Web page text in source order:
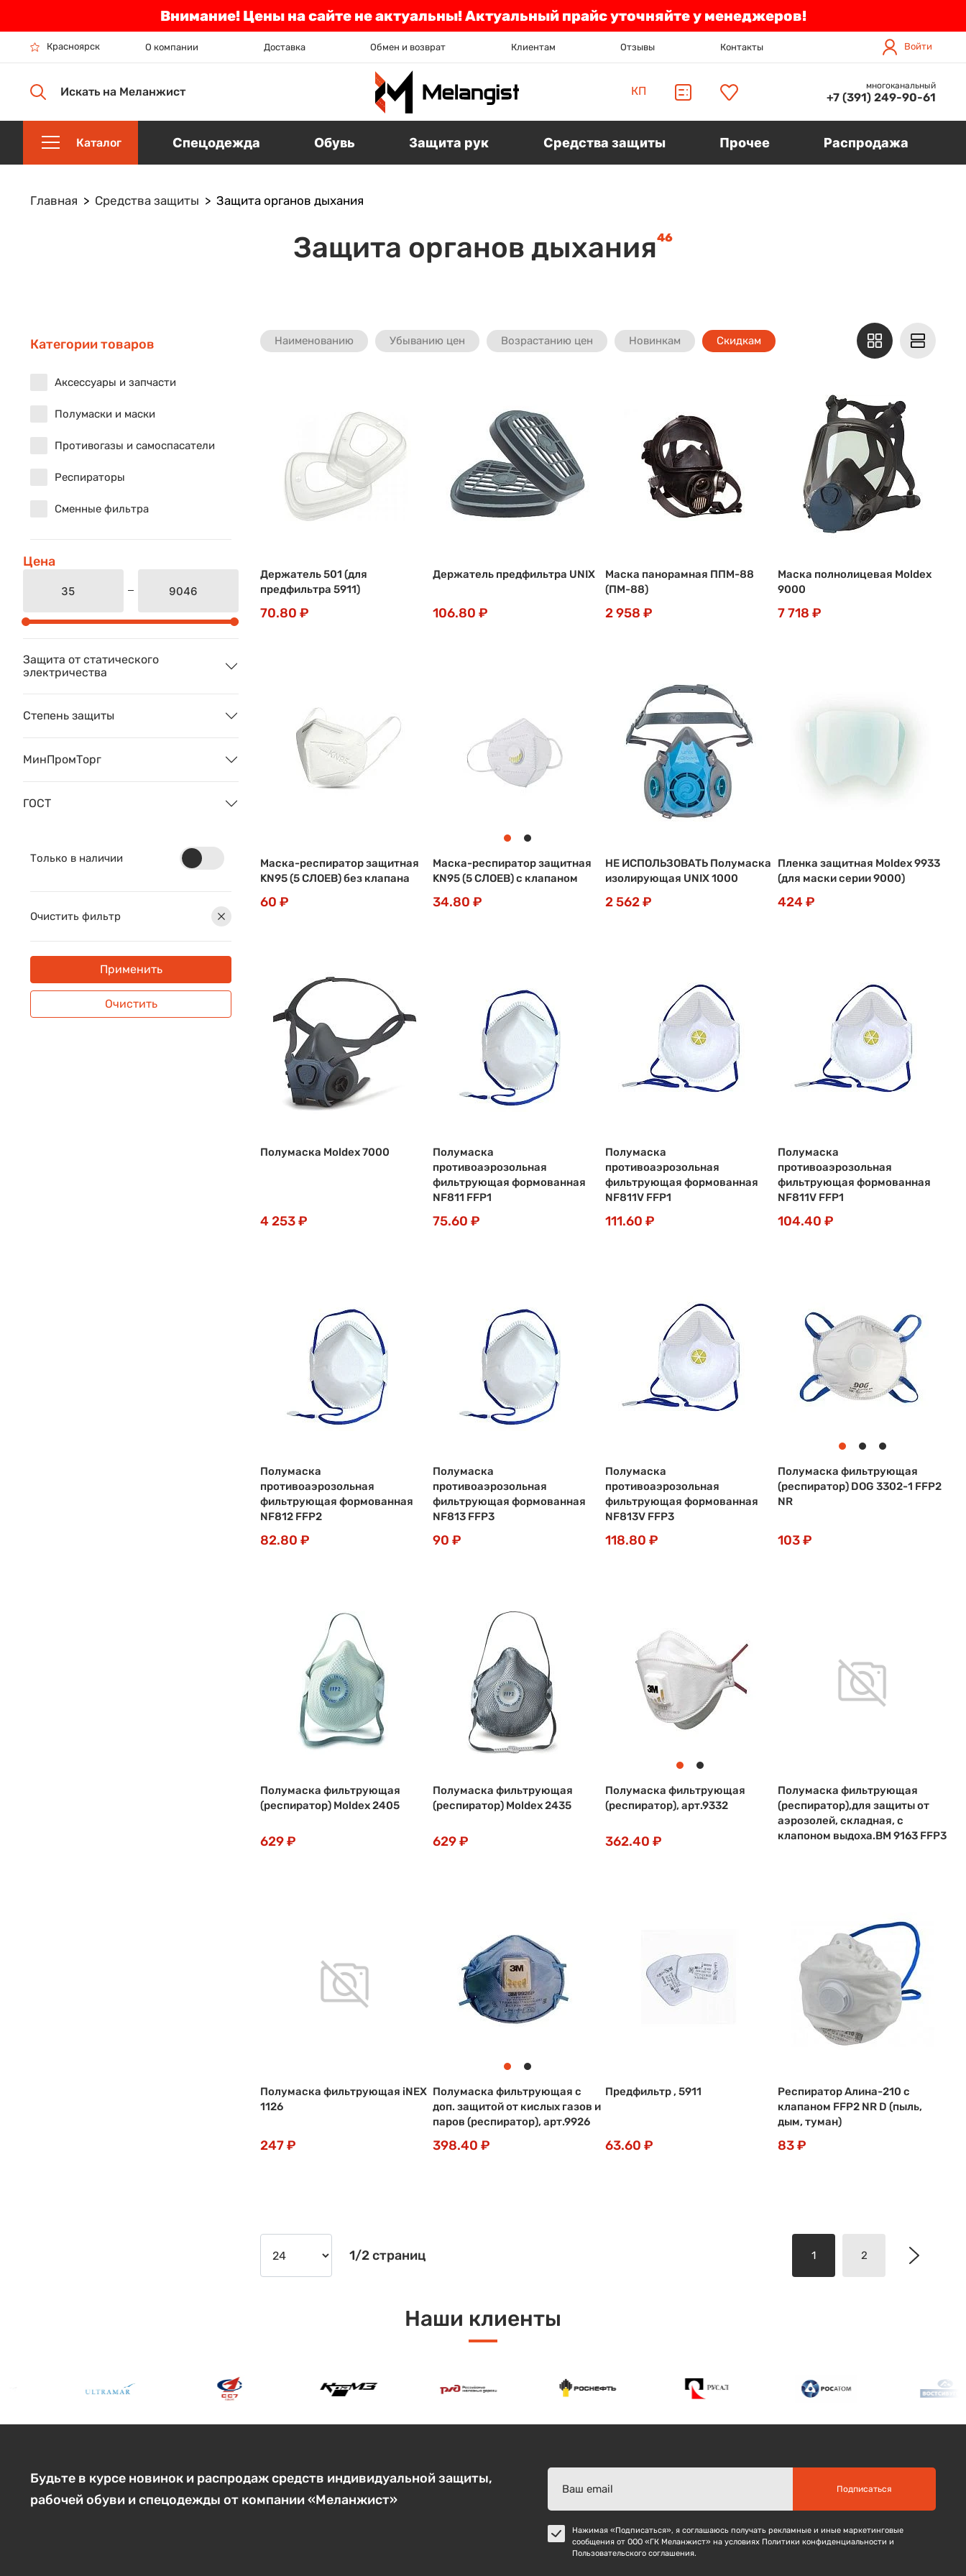
Внимание! Цены на сайте не актуальны! Актуальный прайс уточняйте у менеджеров!
Красноярск О компании Доставка Обмен и возврат Клиентам Отзывы Контакты Войти
Искать на Меланжист КП многоканальный
+7 (391) 249-90-61
Каталог Спецодежда Обувь Защита рук Средства защиты Прочее Распродажа
Главная Средства защиты Защита органов дыхания
Защита органов дыхания46
Категории товаров
Аксессуары и запчасти
Полумаски и маски
Противогазы и самоспасатели
Респираторы
Сменные фильтра
Цена
Защита от статического
электричества
Степень защиты
МинПромТорг
ГОСТ
Только в наличии
Очистить фильтр
Применить
Очистить
Наименованию Убыванию цен Возрастанию цен Новинкам Скидкам
Держатель 501 (для
предфильтра 5911)
70.80 ₽
Держатель предфильтра UNIX
106.80 ₽
Маска панорамная ППМ-88
(ПМ-88)
2 958 ₽
Маска полнолицевая Moldex
9000
7 718 ₽
Маска-респиратор защитная
KN95 (5 СЛОЕВ) без клапана
60 ₽
Маска-респиратор защитная
KN95 (5 СЛОЕВ) с клапаном
34.80 ₽
НЕ ИСПОЛЬЗОВАТЬ Полумаска
изолирующая UNIX 1000
2 562 ₽
Пленка защитная Moldex 9933
(для маски серии 9000)
424 ₽
Полумаска Moldex 7000
4 253 ₽
Полумаска
противоаэрозольная
фильтрующая формованная
NF811 FFP1
75.60 ₽
Полумаска
противоаэрозольная
фильтрующая формованная
NF811V FFP1
111.60 ₽
Полумаска
противоаэрозольная
фильтрующая формованная
NF811V FFP1
104.40 ₽
Полумаска
противоаэрозольная
фильтрующая формованная
NF812 FFP2
82.80 ₽
Полумаска
противоаэрозольная
фильтрующая формованная
NF813 FFP3
90 ₽
Полумаска
противоаэрозольная
фильтрующая формованная
NF813V FFP3
118.80 ₽
Полумаска фильтрующая
(респиратор) DOG 3302-1 FFP2
NR
103 ₽
Полумаска фильтрующая
(респиратор) Moldex 2405
629 ₽
Полумаска фильтрующая
(респиратор) Moldex 2435
629 ₽
Полумаска фильтрующая
(респиратор), арт.9332
362.40 ₽
Полумаска фильтрующая
(респиратор),для защиты от
аэрозолей, складная, с
клапоном выдоха.ВМ 9163 FFP3
Полумаска фильтрующая iNEX
1126
247 ₽
Полумаска фильтрующая с
доп. защитой от кислых газов и
паров (респиратор), арт.9926
398.40 ₽
Предфильтр , 5911
63.60 ₽
Респиратор Алина-210 с
клапаном FFР2 NR D (пыль,
дым, туман)
83 ₽
1/2 страниц 1 2
Наши клиенты
Будьте в курсе новинок и распродаж средств индивидуальной защиты,
рабочей обуви и спецодежды от компании «Меланжист»
Подписаться
Нажимая «Подписаться», я соглашаюсь получать рекламные и иные маркетинговые
сообщения от ООО «ГК Меланжист» на условиях Политики конфиденциальности и
Пользовательского соглашения.